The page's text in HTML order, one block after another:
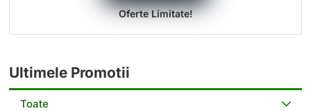
Oferte Limitate!
Ultimele Promotii
Toate